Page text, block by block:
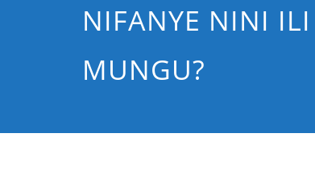
NIFANYE NINI
MUNGU?